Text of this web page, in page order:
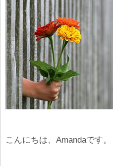
こんにちは、Amandaです。